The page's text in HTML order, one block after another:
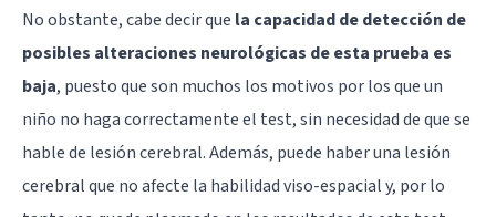
No obstante, cabe decir que la capacidad de detección de
posibles alteraciones neurológicas de esta prueba es
baja, puesto que son muchos los motivos por los que un
niño no haga correctamente el test, sin necesidad de que se
hable de lesión cerebral. Además, puede haber una lesión
cerebral que no afecte la habilidad viso-espacial y, por lo